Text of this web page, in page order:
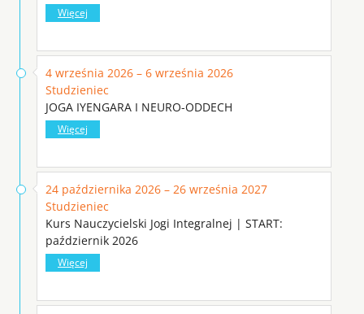
Więcej
4 września 2026 – 6 września 2026
Studzieniec
JOGA IYENGARA I NEURO-ODDECH
Więcej
24 października 2026 – 26 września 2027
Studzieniec
Kurs Nauczycielski Jogi Integralnej | START:
październik 2026
Więcej